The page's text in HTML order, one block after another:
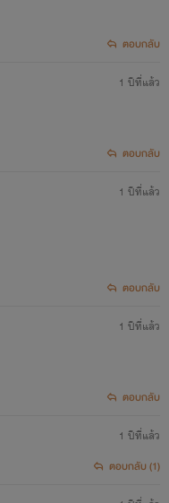
ตอบกลับ
1 ปีที่แล้ว
ตอบกลับ
1 ปีที่แล้ว
ตอบกลับ
1 ปีที่แล้ว
ตอบกลับ
1 ปีที่แล้ว
ตอบกลับ (1)